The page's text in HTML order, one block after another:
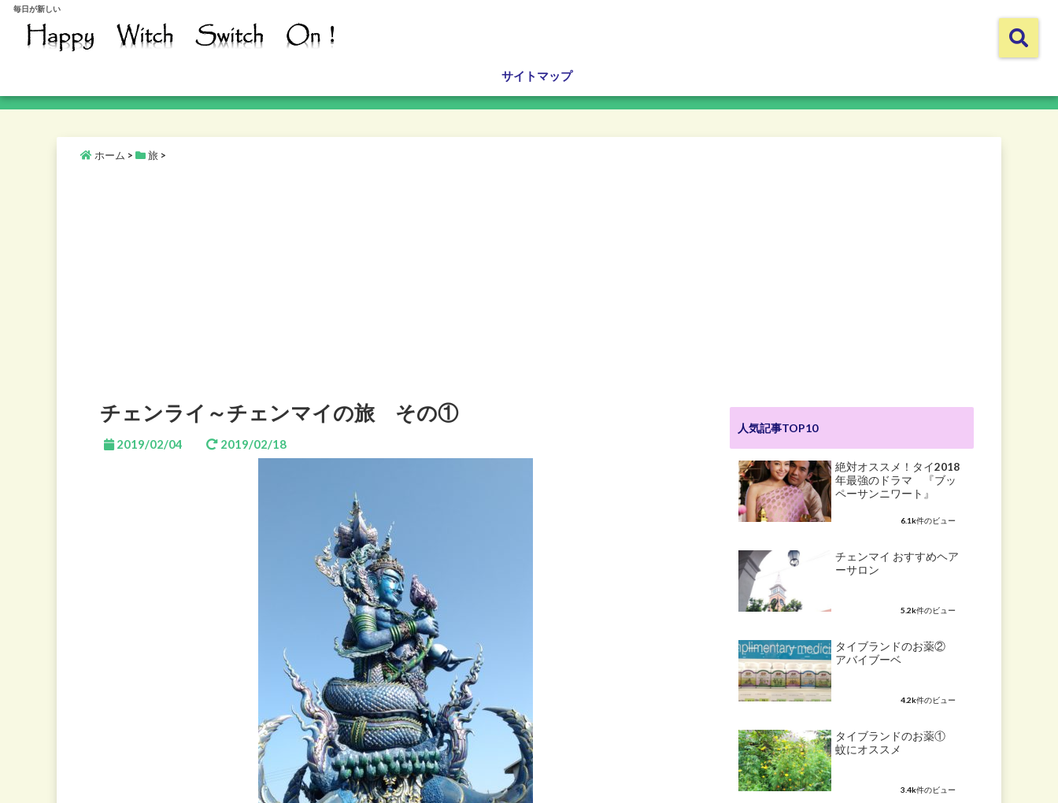
毎日が新しい
サイトマップ
ホーム > 旅 >
チェンライ～チェンマイの旅 その①
2019/02/04 2019/02/18
人気記事TOP10
絶対オススメ！タイ2018
年最強のドラマ 『ブッ
ペーサンニワート』
6.1k件のビュー
チェンマイ おすすめヘア
ーサロン
5.2k件のビュー
タイブランドのお薬②
アバイブーベ
4.2k件のビュー
タイブランドのお薬①
蚊にオススメ
3.4k件のビュー